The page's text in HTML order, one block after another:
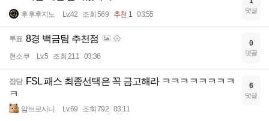
후후후지노 Lv.42 조회 569 추천 1 03:55 댓글
투표 8경 백금팀 추천점
현소쿠 Lv.5 조회 211 03:36
0
댓글
잡담 FSL 패스 최종선택은 꼭 금고해라 ㅋㅋㅋㅋㅋㅋㅋㅋ
ㅋ
암브로시니 Lv.69 조회 792 03:11
6
댓글